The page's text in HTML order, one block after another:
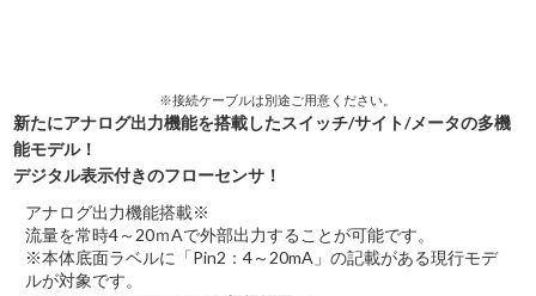
※接続ケーブルは別途ご用意ください。
新たにアナログ出力機能を搭載したスイッチ/サイト/メータの多機
能モデル！
デジタル表示付きのフローセンサ！
アナログ出力機能搭載※
流量を常時4～20ｍAで外部出力することが可能です。
※本体底面ラベルに「Pin2：4～20mA」の記載がある現行モデ
ルが対象です。